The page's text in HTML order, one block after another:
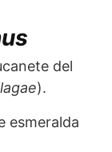
del
).
esmeralda